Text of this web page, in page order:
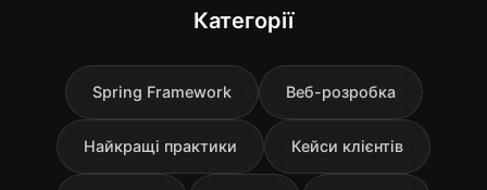
Категорії
Spring Framework Веб-розробка
Найкращі практики Кейси клієнтів